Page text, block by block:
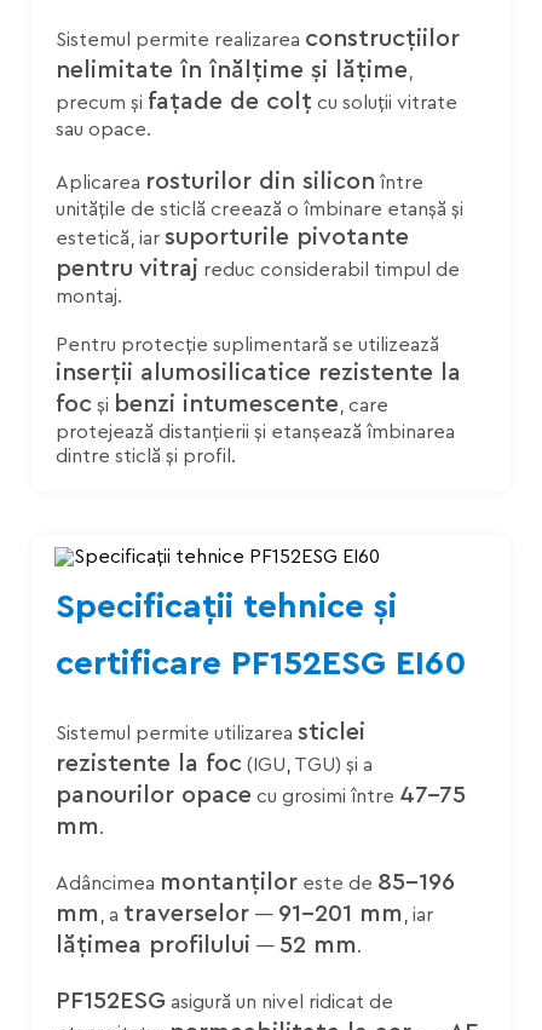
Sistemul permite realizarea construcțiilor
nelimitate în înălțime și lățime
precum și fațade de colț cu soluții vitrate
sau opace.
Aplicarea rosturilor din silicon între
unitățile de sticlă creează o îmbinare etanșă și
estetică, iar suporturile pivotante
pentru vitraj reduc considerabil timpul de
montaj.
Pentru protecție suplimentară se utilizează
inserții alumosilicatice rezistente la
foc și benzi intumescente , care
protejează distanțierii și etanșează îmbinarea
dintre sticlă și profil.
Specificații tehnice și
certificare PF152ESG EI60
Sistemul permite utilizarea sticlei
rezistente la foc (IGU, TGU) și a
panourilor opace cu grosimi între 47–75
mm.
Adâncimea montanților este de 85–196
mm , a traverselor — 91–201 mm , iar
lățimea profilului — 52 mm.
PF152ESG asigură un nivel ridicat de